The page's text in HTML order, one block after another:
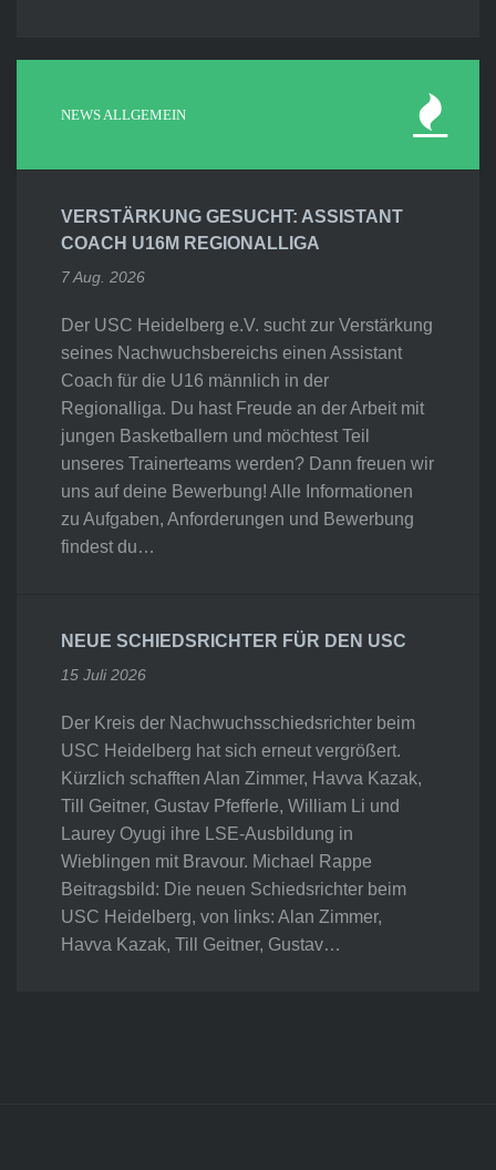
NEWS ALLGEMEIN
VERSTÄRKUNG GESUCHT: ASSISTANT
COACH U16M REGIONALLIGA
7 Aug. 2026
Der USC Heidelberg e.V. sucht zur Verstärkung
seines Nachwuchsbereichs einen Assistant
Coach für die U16 männlich in der
Regionalliga. Du hast Freude an der Arbeit mit
jungen Basketballern und möchtest Teil
unseres Trainerteams werden? Dann freuen wir
uns auf deine Bewerbung! Alle Informationen
zu Aufgaben, Anforderungen und Bewerbung
findest du…
NEUE SCHIEDSRICHTER FÜR DEN USC
15 Juli 2026
Der Kreis der Nachwuchsschiedsrichter beim
USC Heidelberg hat sich erneut vergrößert.
Kürzlich schafften Alan Zimmer, Havva Kazak,
Till Geitner, Gustav Pfefferle, William Li und
Laurey Oyugi ihre LSE-Ausbildung in
Wieblingen mit Bravour. Michael Rappe
Beitragsbild: Die neuen Schiedsrichter beim
USC Heidelberg, von links: Alan Zimmer,
Havva Kazak, Till Geitner, Gustav…